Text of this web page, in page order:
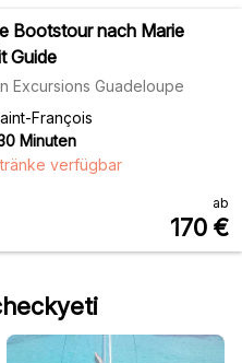
Bootstour nach Marie
Guide
Excursions Guadeloupe
François
Minuten
verfügbar
ab
170 €